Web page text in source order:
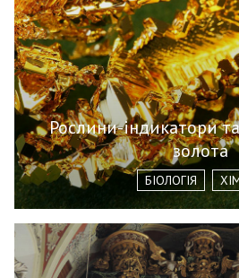
Рослини-індикатори
золота
БІОЛОГІЯ